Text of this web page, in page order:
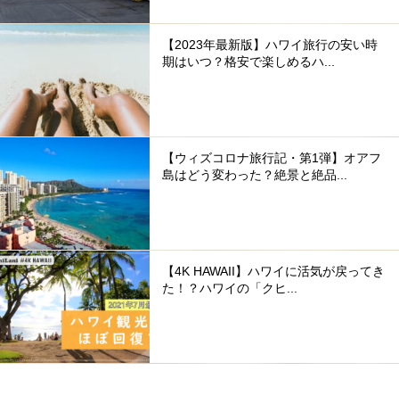
【2023年最新版】ハワイ旅行の安い時
期はいつ？格安で楽しめるハ...
【ウィズコロナ旅行記・第1弾】オアフ
島はどう変わった？絶景と絶品...
【4K HAWAII】ハワイに活気が戻ってき
た！？ハワイの「クヒ...